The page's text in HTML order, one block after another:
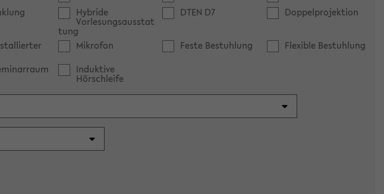
Hybride
Vorlesungsausstat
tung
DTEN D7 Doppelprojektion
Mikrofon Feste Bestuhlung
Flexible Bestuhlung
Induktive
Hörschleife